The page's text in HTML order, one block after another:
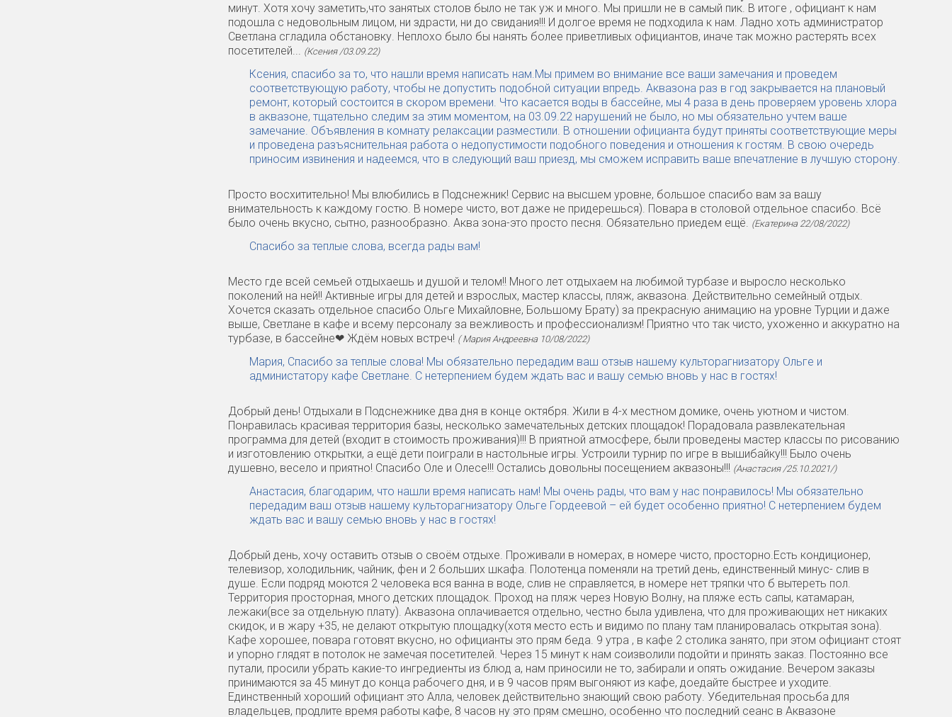
минут. Хотя хочу заметить,что занятых столов было не так уж и много. Мы пришли не в самый пик. В итоге , официант к нам
подошла с недовольным лицом, ни здрасти, ни до свидания!!! И долгое время не подходила к нам. Ладно хоть администратор
Светлана сгладила обстановку. Неплохо было бы нанять более приветливых официантов, иначе так можно растерять всех
посетителей... (Ксения /03.09.22)
Ксения, спасибо за то, что нашли время написать нам.Мы примем во внимание все ваши замечания и проведем
соответствующую работу, чтобы не допустить подобной ситуации впредь. Аквазона раз в год закрывается на плановый
ремонт, который состоится в скором времени. Что касается воды в бассейне, мы 4 раза в день проверяем уровень хлора
в аквазоне, тщательно следим за этим моментом, на 03.09.22 нарушений не было, но мы обязательно учтем ваше
замечание. Объявления в комнату релаксации разместили. В отношении официанта будут приняты соответствующие меры
и проведена разъяснительная работа о недопустимости подобного поведения и отношения к гостям. В свою очередь
приносим извинения и надеемся, что в следующий ваш приезд, мы сможем исправить ваше впечатление в лучшую сторону.
Просто восхитительно! Мы влюбились в Подснежник! Сервис на высшем уровне, большое спасибо вам за вашу
внимательность к каждому гостю. В номере чисто, вот даже не придерешься). Повара в столовой отдельное спасибо. Всё
было очень вкусно, сытно, разнообразно. Аква зона-это просто песня. Обязательно приедем ещё. (Екатерина 22/08/2022)
Спасибо за теплые слова, всегда рады вам!
Место где всей семьей отдыхаешь и душой и телом!! Много лет отдыхаем на любимой турбазе и выросло несколько
поколений на ней!! Активные игры для детей и взрослых, мастер классы, пляж, аквазона. Действительно семейный отдых.
Хочется сказать отдельное спасибо Ольге Михайловне, Большому Брату) за прекрасную анимацию на уровне Турции и даже
выше, Светлане в кафе и всему персоналу за вежливость и профессионализм! Приятно что так чисто, ухоженно и аккуратно на
турбазе, в бассейне❤ Ждём новых встреч! ( Мария Андреевна 10/08/2022)
Мария, Спасибо за теплые слова! Мы обязательно передадим ваш отзыв нашему культорагнизатору Ольге и
администатору кафе Светлане. С нетерпением будем ждать вас и вашу семью вновь у нас в гостях!
Добрый день! Отдыхали в Подснежнике два дня в конце октября. Жили в 4-х местном домике, очень уютном и чистом.
Понравилась красивая территория базы, несколько замечательных детских площадок! Порадовала развлекательная
программа для детей (входит в стоимость проживания)!!! В приятной атмосфере, были проведены мастер классы по рисованию
и изготовлению открытки, а ещё дети поиграли в настольные игры. Устроили турнир по игре в вышибайку!!! Было очень
душевно, весело и приятно! Спасибо Оле и Олесе!!! Остались довольны посещением аквазоны!!! (Анастасия /25.10.2021/)
Анастасия, благодарим, что нашли время написать нам! Мы очень рады, что вам у нас понравилось! Мы обязательно
передадим ваш отзыв нашему культорагнизатору Ольге Гордеевой – ей будет особенно приятно! С нетерпением будем
ждать вас и вашу семью вновь у нас в гостях!
Добрый день, хочу оставить отзыв о своём отдыхе. Проживали в номерах, в номере чисто, просторно.Есть кондиционер,
телевизор, холодильник, чайник, фен и 2 больших шкафа. Полотенца поменяли на третий день, единственный минус- слив в
душе. Если подряд моются 2 человека вся ванна в воде, слив не справляется, в номере нет тряпки что б вытереть пол.
Территория просторная, много детских площадок. Проход на пляж через Новую Волну, на пляже есть сапы, катамаран,
лежаки(все за отдельную плату). Аквазона оплачивается отдельно, честно была удивлена, что для проживающих нет никаких
скидок, и в жару +35, не делают открытую площадку(хотя место есть и видимо по плану там планировалась открытая зона).
Кафе хорошее, повара готовят вкусно, но официанты это прям беда. 9 утра , в кафе 2 столика занято, при этом официант стоят
и упорно глядят в потолок не замечая посетителей. Через 15 минут к нам соизволили подойти и принять заказ. Постоянно все
путали, просили убрать какие-то ингредиенты из блюд а, нам приносили не то, забирали и опять ожидание. Вечером заказы
принимаются за 45 минут до конца рабочего дня, и в 9 часов прям выгоняют из кафе, доедайте быстрее и уходите.
Единственный хороший официант это Алла, человек действительно знающий свою работу. Убедительная просьба для
владельцев, продлите время работы кафе, 8 часов ну это прям смешно, особенно что последний сеанс в Аквазоне